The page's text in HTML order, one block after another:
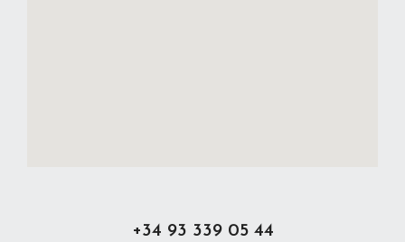
+34 93 339 05 44